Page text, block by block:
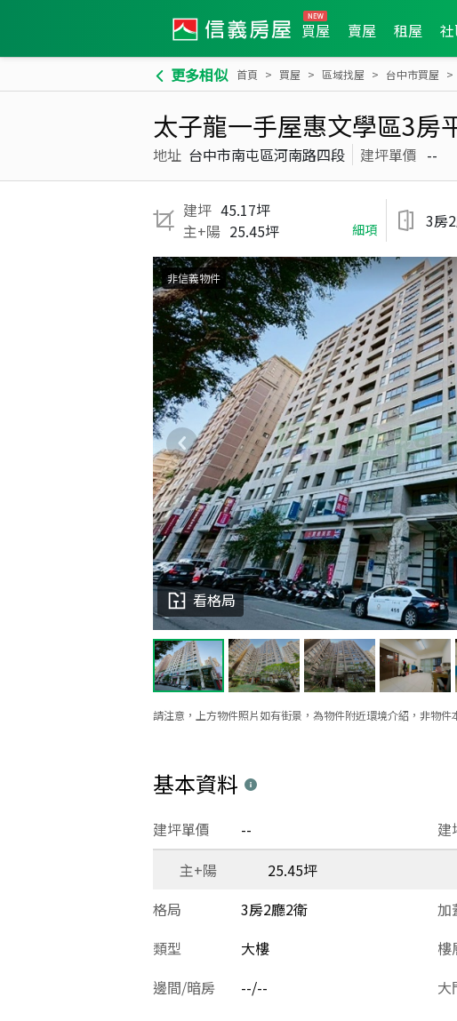
買屋 賣屋 租屋
更多相似 首頁 買屋 區域找屋 台中市買屋
太子龍一手屋惠文學區3房
地址 台中市南屯區河南路四段 建坪單價 --
建坪 45.17坪
主+陽 25.45坪 細項 3房
請注意，上方物件照片如有街景，為物件附近環境介紹，非物件
看格局
非信義物件
基本資料
建
建坪單價 --
主+陽
25.45坪
格局
3房2廳2衛 加
類型
大樓 樓
邊間/暗房
--/-- 大